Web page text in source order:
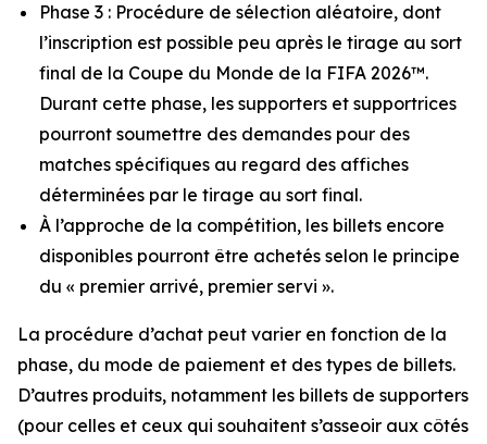
Phase 3 : Procédure de sélection aléatoire, dont
l’inscription est possible peu après le tirage au sort
final de la Coupe du Monde de la FIFA 2026™.
Durant cette phase, les supporters et supportrices
pourront soumettre des demandes pour des
matches spécifiques au regard des affiches
déterminées par le tirage au sort final.
À l’approche de la compétition, les billets encore
disponibles pourront être achetés selon le principe
du « premier arrivé, premier servi ».
La procédure d’achat peut varier en fonction de la
phase, du mode de paiement et des types de billets.
D’autres produits, notamment les billets de supporters
(pour celles et ceux qui souhaitent s’asseoir aux côtés